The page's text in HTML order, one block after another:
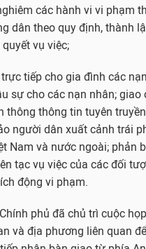
các hành vi vi phạm
dân theo quy định, thành
vụ việc;
tiếp cho gia đình các nạn
sự cho các nạn nhân; giao
thông thông tin tuyên
người dân xuất cảnh trái
Nam và nước ngoài; phản
tạc vụ việc của các đối
động vi phạm.
phủ đã chủ trì cuộc
và địa phương liên quan